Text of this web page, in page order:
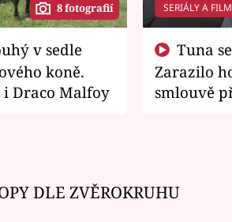
8 fotografií
koně.
i Draco Malfoy
SERIÁLY A
Zarazilo
smlouvě
DLE ZVĚROKRUHU